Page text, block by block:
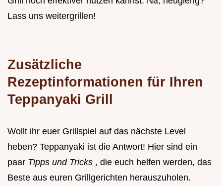
Lass uns weitergrillen!
Zusätzliche
Rezeptinformationen für Ihren
Teppanyaki Grill
Wollt ihr euer Grillspiel auf das nächste Level
heben? Teppanyaki ist die Antwort! Hier sind ein
paar Tipps und Tricks , die euch helfen werden, das
Beste aus euren Grillgerichten herauszuholen.